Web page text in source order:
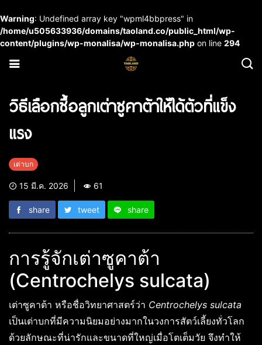
Warning: Undefined array key "wpml4bbpress" in
/home/u505633936/domains/taoland.co/public_html/wp-
content/plugins/wp-monalisa/wp-monalisa.php on line 294
วิธีเลือกซื้อลูกเต่าซูคาต้าให้ได้ตัวที่แข็ง
แรง
เต่าบก
15 มี.ค. 2026 61
share tweet share
การรู้จักเต่าซูคาต้า
(Centrochelys sulcata)
เต่าซูคาต้า หรือชื่อวิทยาศาสตร์ว่า Centrochelys sulcata
เป็นเต่าบกที่มีความนิยมอย่างมากในวงการสัตว์เลี้ยงทั่วโลก
ด้วยลักษณะที่น่ารักและขนาดที่ใหญ่เมื่อโตเต็มวัย จึงทำให้